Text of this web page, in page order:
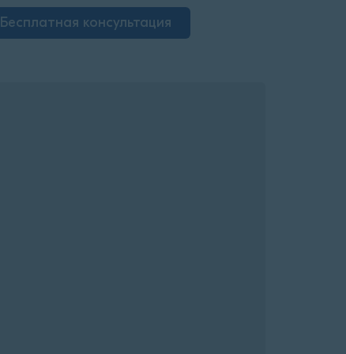
Бесплатная консультация